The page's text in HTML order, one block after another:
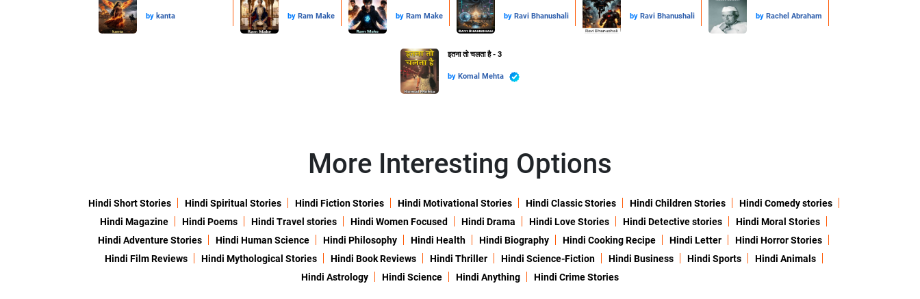
by kanta by Ram Make by Ram Make by Ravi Bhanushali by Ravi Bhanushali by Rachel Abraham
इतना तो चलता है - 3
by Komal Mehta
More Interesting Options
Hindi Short Stories Hindi Spiritual Stories Hindi Fiction Stories Hindi Motivational Stories Hindi Classic Stories Hindi Children Stories
Hindi Comedy stories
Hindi Magazine
Hindi Poems Hindi Travel stories Hindi Women Focused Hindi Drama Hindi Love Stories Hindi Detective stories
Hindi Moral Stories
Hindi Adventure Stories
Hindi Human Science Hindi Philosophy Hindi Health Hindi Biography Hindi Cooking Recipe Hindi Letter
Hindi Horror Stories
Hindi Film Reviews
Hindi Mythological Stories Hindi Book Reviews Hindi Thriller Hindi Science-Fiction Hindi Business Hindi Sports
Hindi Animals
Hindi Astrology
Hindi Science Hindi Anything Hindi Crime Stories